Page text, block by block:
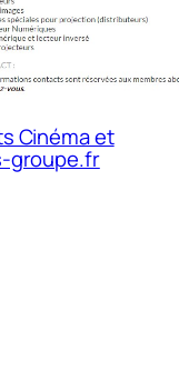
Cinéma et
groupe.fr